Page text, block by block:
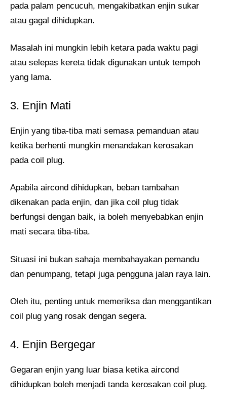
pada palam pencucuh, mengakibatkan enjin sukar
atau gagal dihidupkan.
Masalah ini mungkin lebih ketara pada waktu pagi
atau selepas kereta tidak digunakan untuk tempoh
yang lama.
3. Enjin Mati
Enjin yang tiba-tiba mati semasa pemanduan atau
ketika berhenti mungkin menandakan kerosakan
pada coil plug.
Apabila aircond dihidupkan, beban tambahan
dikenakan pada enjin, dan jika coil plug tidak
berfungsi dengan baik, ia boleh menyebabkan enjin
mati secara tiba-tiba.
Situasi ini bukan sahaja membahayakan pemandu
dan penumpang, tetapi juga pengguna jalan raya lain.
Oleh itu, penting untuk memeriksa dan menggantikan
coil plug yang rosak dengan segera.
4. Enjin Bergegar
Gegaran enjin yang luar biasa ketika aircond
dihidupkan boleh menjadi tanda kerosakan coil plug.